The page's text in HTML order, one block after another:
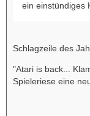
ein einstündiges
Schlagzeile des
"Atari is back...
Spieleriese eine